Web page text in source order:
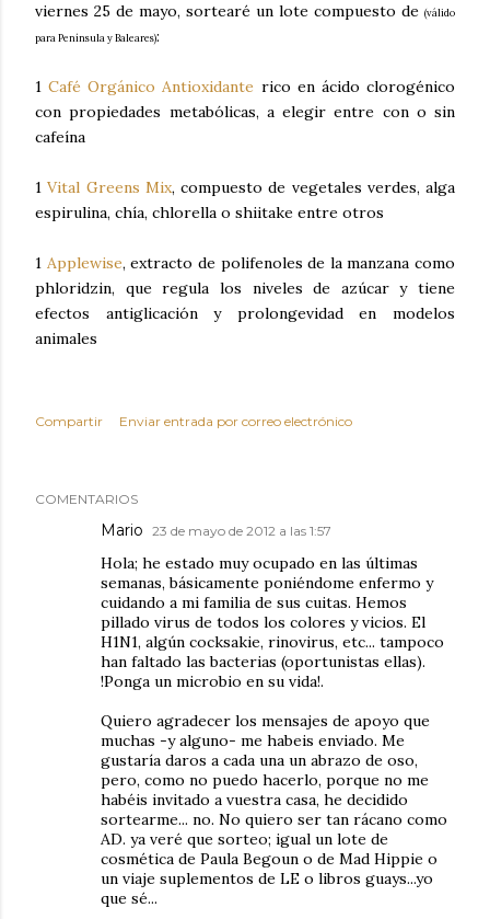
viernes 25 de mayo, sortearé un lote compuesto de (válido
para Península y Baleares):
1Café Orgánico Antioxidante rico en ácido clorogénico
con propiedades metabólicas, a elegir entre con o sin
cafeína
1Vital Greens Mix, compuesto de vegetales verdes, alga
espirulina, chía, chlorella o shiitake entre otros
1 Applewise, extracto de polifenoles de la manzana como
phloridzin, que regula los niveles de azúcar y tiene
efectos antiglicación y prolongevidad en modelos
animales
Compartir Enviar entrada por correo electrónico
COMENTARIOS
Mario 23 de mayo de 2012 a las 1:57
Hola; he estado muy ocupado en las últimas
semanas, básicamente poniéndome enfermo y
cuidando a mi familia de sus cuitas. Hemos
pillado virus de todos los colores y vicios. El
H1N1, algún cocksakie, rinovirus, etc... tampoco
han faltado las bacterias (oportunistas ellas).
!Ponga un microbio en su vida!.
Quiero agradecer los mensajes de apoyo que
muchas -y alguno- me habeis enviado. Me
gustaría daros a cada una un abrazo de oso,
pero, como no puedo hacerlo, porque no me
habéis invitado a vuestra casa, he decidido
sortearme... no. No quiero ser tan rácano como
AD. ya veré que sorteo; igual un lote de
cosmética de Paula Begoun o de Mad Hippie o
un viaje suplementos de LE o libros guays...yo
que sé...